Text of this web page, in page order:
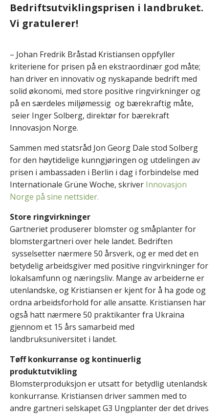
Bedriftsutviklingsprisen i landbruket.
Vi gratulerer!
– Johan Fredrik Bråstad Kristiansen oppfyller
kriteriene for prisen på en ekstraordinær god måte;
han driver en innovativ og nyskapande bedrift med
solid økonomi, med store positive ringvirkninger og
på en særdeles miljømessig og bærekraftig måte,
seier Inger Solberg, direktør for bærekraft
Innovasjon Norge.
Sammen med statsråd Jon Georg Dale stod Solberg
for den høytidelige kunngjøringen og utdelingen av
prisen i ambassaden i Berlin i dag i forbindelse med
Internationale Grüne Woche, skriver Innovasjon
Norge på sine nettsider.
Store ringvirkninger
Gartneriet produserer blomster og småplanter for
blomstergartneri over hele landet. Bedriften
sysselsetter nærmere 50 årsverk, og er med det en
betydelig arbeidsgiver med positive ringvirkninger for
lokalsamfunn og næringsliv. Mange av arbeiderne er
utenlandske, og Kristiansen er kjent for å ha gode og
ordna arbeidsforhold for alle ansatte. Kristiansen har
også hatt nærmere 50 praktikanter fra Ukraina
gjennom et 15 års samarbeid med
landbruksuniversitet i landet.
Tøff konkurranse og kontinuerlig
produktutvikling
Blomsterproduksjon er utsatt for betydlig utenlandsk
konkurranse. Kristiansen driver sammen med to
andre gartneri selskapet G3 Ungplanter der det drives